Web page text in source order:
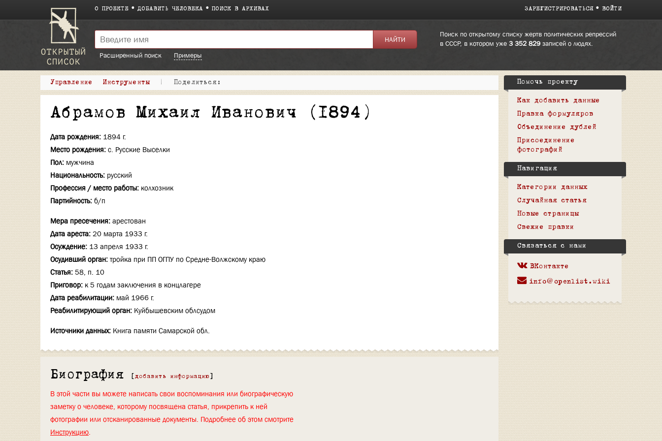
О ПРОЕКТЕ ДОБАВИТЬ ЧЕЛОВЕКА ПОИСК В АРХИВАХ ЗАРЕГИСТРИРОВАТЬСЯ ВОЙТИ
Поиск по открытому списку жертв политических репрессий
в СССР, в котором уже 3 352 829записей о людях.
Расширенный поиск
Примеры
Управление Инструменты | Поделиться:
Абрамов Михаил Иванович (1894)
Дата рождения: 1894 г.
Место рождения: с. Русские Выселки
Пол: мужчина
Национальность: русский
Профессия / место работы: колхозник
Партийность: б/п
Мера пресечения: арестован
Дата ареста: 20 марта 1933 г.
Осуждение: 13 апреля 1933 г.
Осудивший орган: тройка при ПП ОГПУ по Средне-Волжскому краю
Статья: 58, п. 10
Приговор: к 5 годам заключения в концлагере
Дата реабилитации: май 1966 г.
Реабилитирующий орган: Куйбышевским облсудом
Источники данных: Книга памяти Самарской обл.
Биография [ добавить информацию ]
В этой части вы можете написать свои воспоминания или биографическую
заметку о человеке, которому посвящена статья, прикрепить к ней
фотографии или отсканированные документы. Подробнее об этом смотрите
Инструкцию.
Помочь проекту
Как добавить данные
Правка формуляров
Объединение дублей
Присоединение
фотографий
Навигация
Категории данных
Случайная статья
Новые страницы
Свежие правки
Связаться с нами
ВКонтакте
info@openlist.wiki